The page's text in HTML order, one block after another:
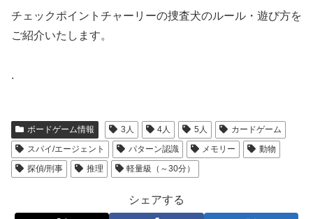
チェックポイントチャーリーの捜査犬のルール・遊び方を
ご紹介いたします。
.
ボードゲーム情報 3人 4人 5人
カードゲーム
スパイ/エージェント
パターン認識 メモリー
動物
探偵/刑事
推理 軽量級（～30分）
シェアする